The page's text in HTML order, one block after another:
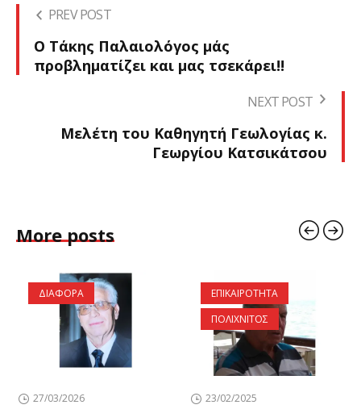
PREV POST
Ο Τάκης Παλαιολόγος μάς
προβληματίζει και μας τσεκάρει!!
NEXT POST
Mελέτη του Καθηγητή Γεωλογίας κ.
Γεωργίου Κατσικάτσου
More posts
ΔΙΑΦΟΡΑ
27/03/2026
ΕΠΙΚΑΙΡΟΤΗΤΑ
ΠΟΛΙΧΝΙΤΟΣ
23/02/2025